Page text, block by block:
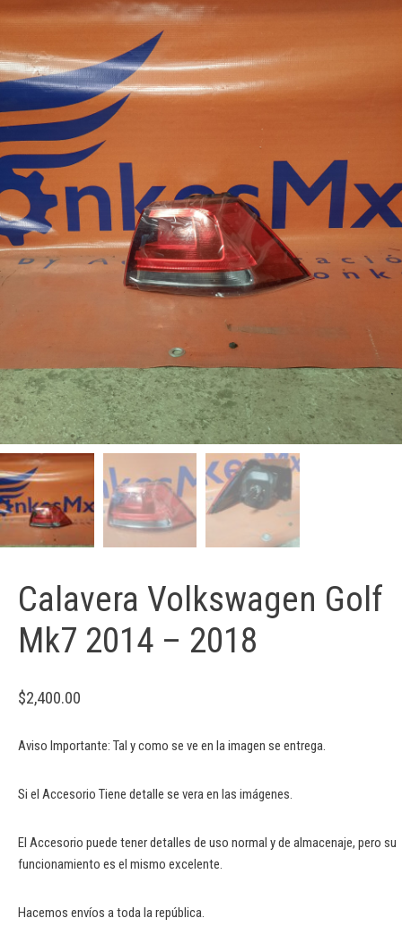
Calavera Volkswagen Golf
Mk7 2014 – 2018
$2,400.00
Aviso Importante: Tal y como se ve en la imagen se entrega.
Si el Accesorio Tiene detalle se vera en las imágenes.
El Accesorio puede tener detalles de uso normal y de almacenaje, pero su
funcionamiento es el mismo excelente.
Hacemos envíos a toda la república.